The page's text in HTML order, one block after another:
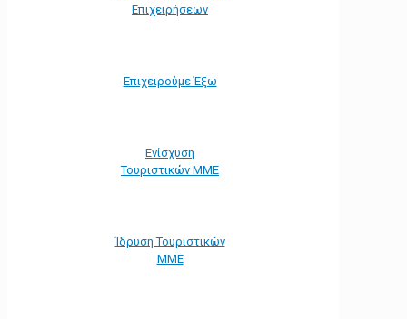
Επιχειρήσεων
Επιχειρούμε Έξω
Ενίσχυση
Τουριστικών ΜΜΕ
Ίδρυση Τουριστικών
ΜΜΕ